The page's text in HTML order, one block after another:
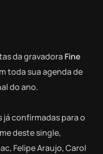
da gravadora Fine
toda sua agenda de
do ano.
confirmadas para o
deste single,
Felipe Araujo, Carol